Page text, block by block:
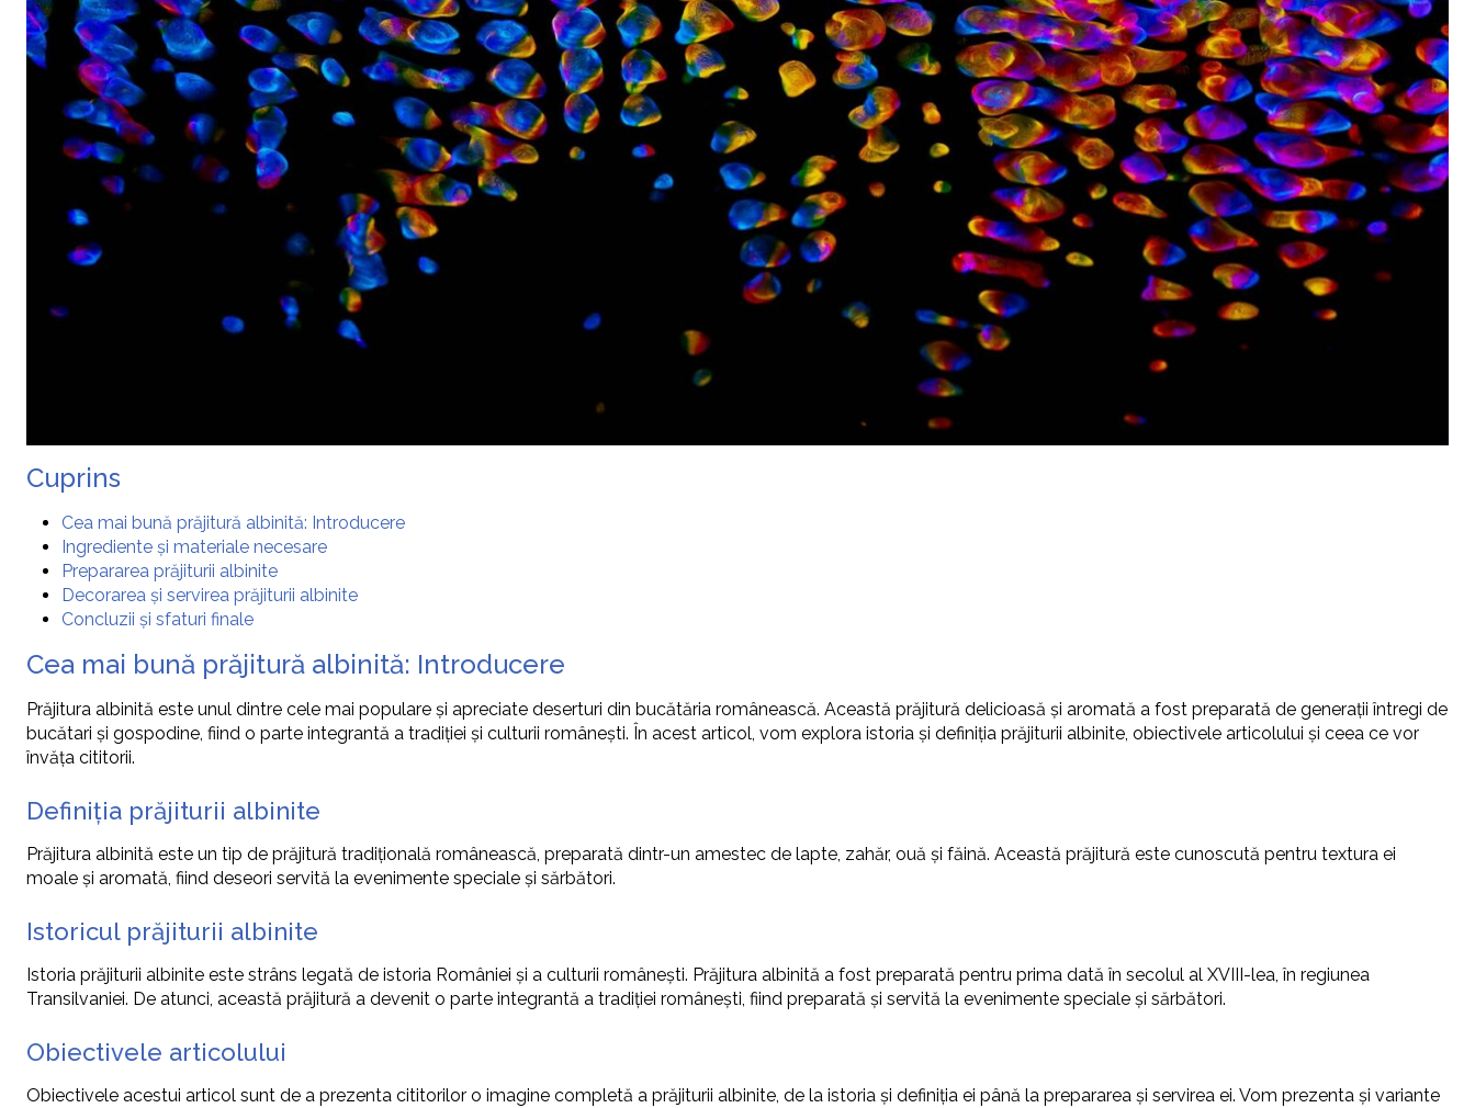
Cuprins
Cea mai bună prăjitură albinită: Introducere
Ingrediente și materiale necesare
Prepararea prăjiturii albinite
Decorarea și servirea prăjiturii albinite
Concluzii și sfaturi finale
Cea mai bună prăjitură albinită: Introducere
Prăjitura albinită este unul dintre cele mai populare și apreciate deserturi din bucătăria românească. Această prăjitură delicioasă și aromată a fost preparată de generații întregi de
bucătari și gospodine, fiind o parte integrantă a tradiției și culturii românești. În acest articol, vom explora istoria și definiția prăjiturii albinite, obiectivele articolului și ceea ce vor
învăța cititorii.
Definiția prăjiturii albinite
Prăjitura albinită este un tip de prăjitură tradițională românească, preparată dintr-un amestec de lapte, zahăr, ouă și făină. Această prăjitură este cunoscută pentru textura ei
moale și aromată, fiind deseori servită la evenimente speciale și sărbători.
Istoricul prăjiturii albinite
Istoria prăjiturii albinite este strâns legată de istoria României și a culturii românești. Prăjitura albinită a fost preparată pentru prima dată în secolul al XVIII-lea, în regiunea
Transilvaniei. De atunci, această prăjitură a devenit o parte integrantă a tradiției românești, fiind preparată și servită la evenimente speciale și sărbători.
Obiectivele articolului
Obiectivele acestui articol sunt de a prezenta cititorilor o imagine completă a prăjiturii albinite, de la istoria și definiția ei până la prepararea și servirea ei. Vom prezenta și variante